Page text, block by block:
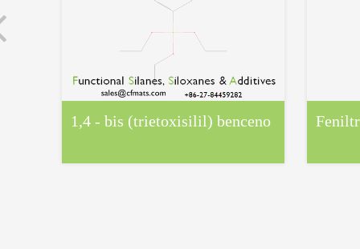
1,4 - bis (trietoxisilil) benceno